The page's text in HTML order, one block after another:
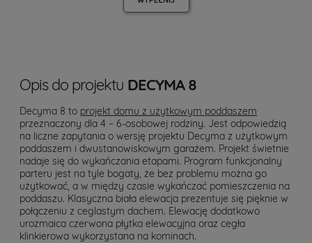
Opis do projektu DECYMA 8
Decyma 8 to projekt domu z użytkowym poddaszem
przeznaczony dla 4 – 6-osobowej rodziny. Jest odpowiedzią
na liczne zapytania o wersję projektu Decyma z użytkowym
poddaszem i dwustanowiskowym garażem. Projekt świetnie
nadaje się do wykańczania etapami. Program funkcjonalny
parteru jest na tyle bogaty, że bez problemu można go
użytkować, a w między czasie wykańczać pomieszczenia na
poddaszu. Klasyczna biała elewacja prezentuje się pięknie w
połączeniu z ceglastym dachem. Elewację dodatkowo
urozmaica czerwona płytka elewacyjna oraz cegła
klinkierowa wykorzystana na kominach.